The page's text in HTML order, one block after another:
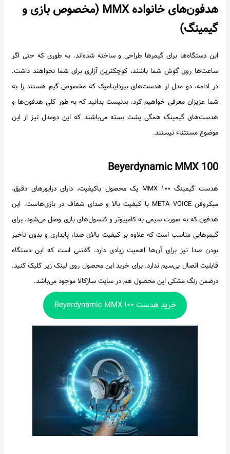
هدفون‌های خانواده MMX (مخصوص بازی و
گیمینگ)
این دستگاه‌ها برای گیمرها طراحی و ساخته شده‌اند. به طوری که حتی اگر
ساعت‌ها روی گوش شما باشند، کوچکترین آزاری برای شما نخواهند داشت.
در ادامه، دو مدل از هدست‌های بیرداینامیک که مخصوص گیم هستند را به
شما عزیزان معرفی خواهیم کرد. بدنیست بدانید که به طور کلی هدفون‌ها و
هدست‌های گیمینگ همگی پشت بسته می‌باشند که این دومدل نیز از این
موضوع مستثناء نیستند.
Beyerdynamic MMX 100
هدست گیمینگ MMX ۱۰۰ یک محصول باکیفیت، دارای درایورهای دقیق،
میکروفن META VOICE با کیفیت بالا و صدای شفاف در بازی‌هاست. این
هدفون که به صورت سیمی به کامپیوتر و کنسول‌های بازی وصل می‌شود، برای
گیمرهایی مناسب است که علاوه بر کیفیت بالای صدا، پایداری و بدون تاخیر
بودن صدا نیز برای آن‌ها اهمیت زیادی دارد. گفتنی است که این دستگاه
قابلیت اتصال بی‌سیم ندارد. برای خرید این محصول روی لینک زیر کلیک کنید.
درضمن رنگ مشکی این محصول هم در سایت سازکالا موجود می‌باشد.
خرید هدست Beyerdynamic MMX ۱۰۰